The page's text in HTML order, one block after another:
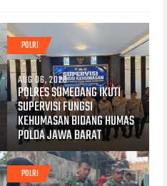
POLRI
AUG 06, 2026
POLRES SUMEDANG IKUTI
SUPERVISI FUNGSI
KEHUMASAN BIDANG HUMAS
POLDA JAWA BARAT
POLRI